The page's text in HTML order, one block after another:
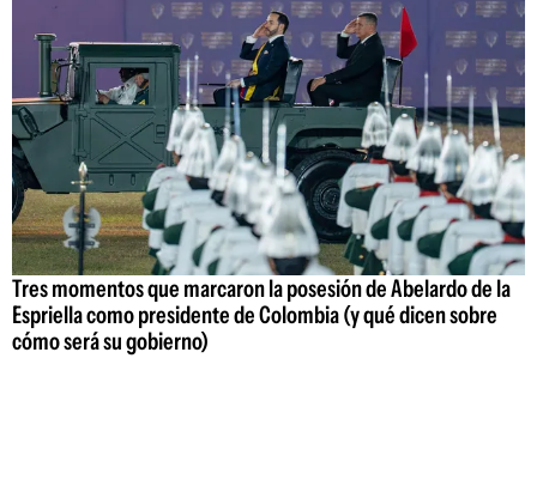
Tres momentos que marcaron la posesión de Abelardo de la
Espriella como presidente de Colombia (y qué dicen sobre
cómo será su gobierno)